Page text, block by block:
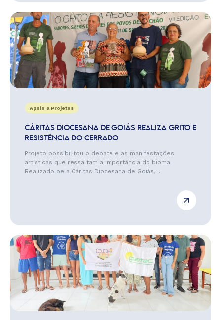
Apoio a Projetos
CÁRITAS DIOCESANA DE GOIÁS REALIZA GRITO E
RESISTÊNCIA DO CERRADO
Projeto possibilitou o debate e as manifestações
artísticas que ressaltam a importância do bioma
Realizado pela Cáritas Diocesana de Goiás, ...